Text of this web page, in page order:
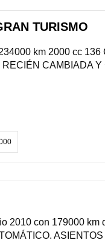
TURISMO
km 2000 cc
CAMBIADA
2010 con 179000 km